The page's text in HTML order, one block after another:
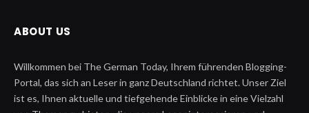
ABOUT US
Willkommen bei The German Today, Ihrem führenden Blogging-
Portal, das sich an Leser in ganz Deutschland richtet. Unser Ziel
ist es, Ihnen aktuelle und tiefgehende Einblicke in eine Vielzahl